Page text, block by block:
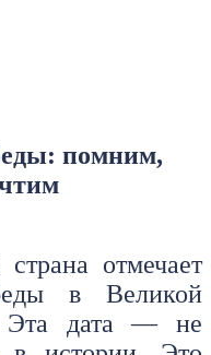
помним,
отмечает
в Великой
Эта дата — не